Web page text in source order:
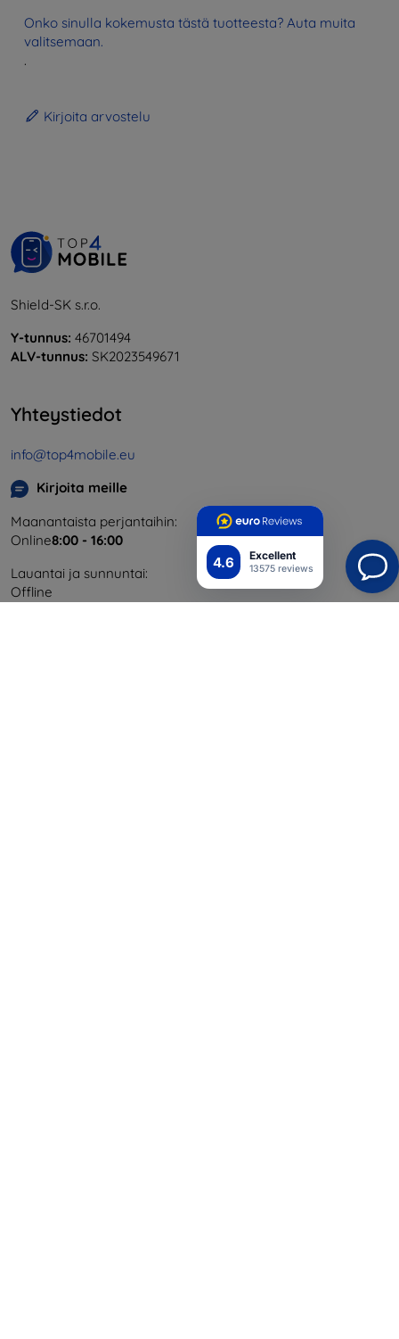
4.6 Excellent
13575 reviews
Onko sinulla kokemusta tästä tuotteesta? Auta muita
valitsemaan.
.
Kirjoita arvostelu
Shield-SK s.r.o.
Y-tunnus: 46701494
ALV-tunnus: SK2023549671
Yhteystiedot
info@top4mobile.eu
Kirjoita meille
Maanantaista perjantaihin:
Online8:00 - 16:00
Lauantai ja sunnuntai:
Offline